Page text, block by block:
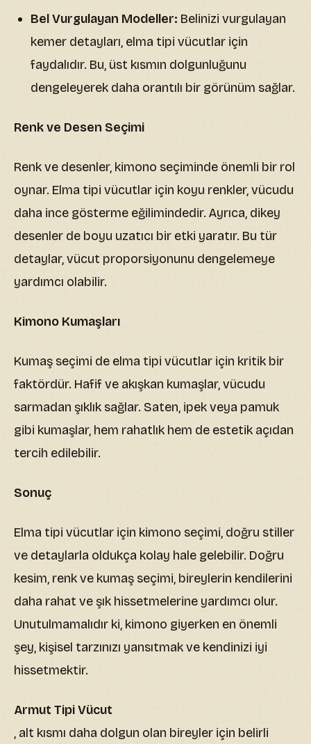
Bel Vurgulayan Modeller: Belinizi vurgulayan
kemer detayları, elma tipi vücutlar için
faydalıdır. Bu, üst kısmın dolgunluğunu
dengeleyerek daha orantılı bir görünüm sağlar.
Renk ve Desen Seçimi
Renk ve desenler, kimono seçiminde önemli bir rol
oynar. Elma tipi vücutlar için koyu renkler, vücudu
daha ince gösterme eğilimindedir. Ayrıca, dikey
desenler de boyu uzatıcı bir etki yaratır. Bu tür
detaylar, vücut proporsiyonunu dengelemeye
yardımcı olabilir.
Kimono Kumaşları
Kumaş seçimi de elma tipi vücutlar için kritik bir
faktördür. Hafif ve akışkan kumaşlar, vücudu
sarmadan şıklık sağlar. Saten, ipek veya pamuk
gibi kumaşlar, hem rahatlık hem de estetik açıdan
tercih edilebilir.
Sonuç
Elma tipi vücutlar için kimono seçimi, doğru stiller
ve detaylarla oldukça kolay hale gelebilir. Doğru
kesim, renk ve kumaş seçimi, bireylerin kendilerini
daha rahat ve şık hissetmelerine yardımcı olur.
Unutulmamalıdır ki, kimono giyerken en önemli
şey, kişisel tarzınızı yansıtmak ve kendinizi iyi
hissetmektir.
Armut Tipi Vücut
, alt kısmı daha dolgun olan bireyler için belirli